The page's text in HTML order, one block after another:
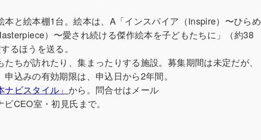
と絵本棚1台。絵本は、A「インスパイア（Inspire）〜ひらめ
）〜愛され続ける傑作絵本を子どもたちに」（約38
るほうを送る。
ちが訪れたり、集まったりする施設。募集期間は未定だが、
込みの有効期限は、申込日から2年間。
ナビスタイル」 から。問合せはメール
CEO室・初見氏まで。